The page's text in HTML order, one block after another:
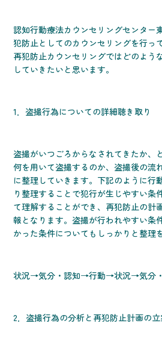
認知行動療法カウンセリングセンター
犯防止としてのカウンセリングを行っ
再犯防止カウンセリングではどのよう
していきたいと思います。
1．盗撮行為についての詳細聴き取り
盗撮がいつごろからなされてきたか、
何を用いて盗撮するのか、盗撮後の流
に整理していきます。下記のように行
り整理することで犯行が生じやすい条
て理解することができ、再犯防止の計
報となります。盗撮が行われやすい条
かった条件についてもしっかりと整理
状況→気分・認知→行動→状況→気分
2．盗撮行為の分析と再犯防止計画の